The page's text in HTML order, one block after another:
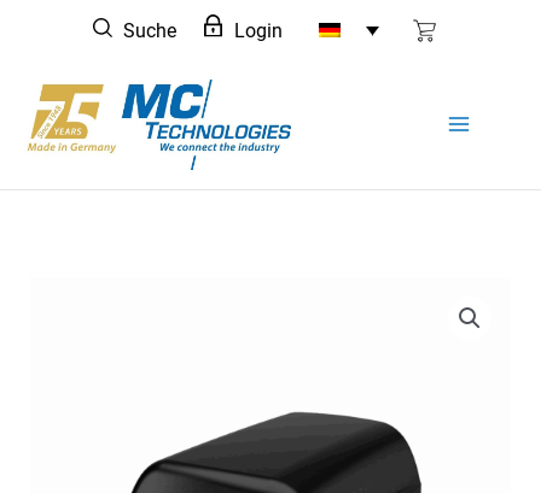
springen
Suche Login